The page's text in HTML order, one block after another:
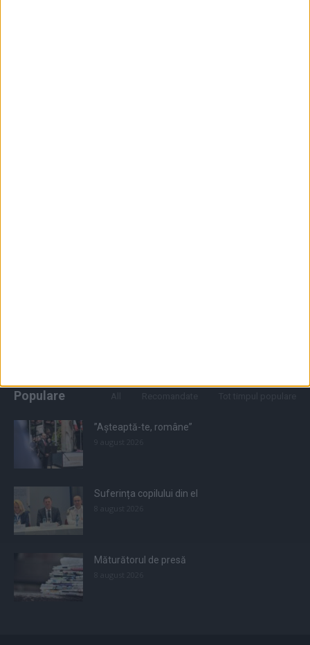
Populare
”Așteaptă-te, române”
Suferința copilului din el
Măturătorul de presă